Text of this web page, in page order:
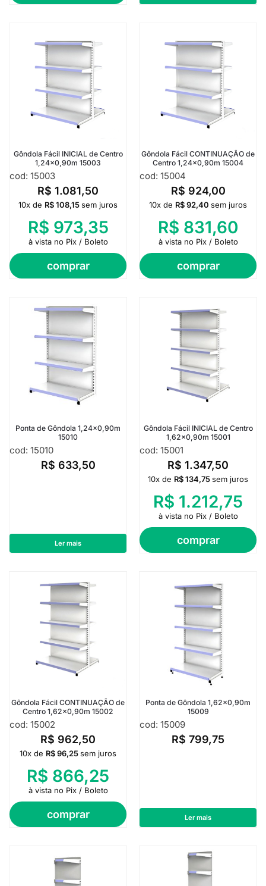
Gôndola Fácil INICIAL de Centro
1,24×0,90m 15003
cod: 15003
R$ 1.081,50
comprar
10x de R$108,15sem juros
R$ 973,35
à vista no Pix / Boleto
Gôndola Fácil CONTINUAÇÃO de
Centro 1,24×0,90m 15004
cod: 15004
R$ 924,00
comprar
10x de R$92,40 sem juros
R$ 831,60
à vista no Pix / Boleto
Ponta de Gôndola 1,24×0,90m
15010
cod: 15010
R$ 633,50
Ler mais
Gôndola Fácil INICIAL de Centro
1,62×0,90m 15001
cod: 15001
R$ 1.347,50
comprar
10x de R$134,75sem juros
R$ 1.212,75
à vista no Pix / Boleto
Gôndola Fácil CONTINUAÇÃO de
Centro 1,62×0,90m 15002
cod: 15002
R$ 962,50
comprar
10x de R$96,25sem juros
R$ 866,25
à vista no Pix / Boleto
Ponta de Gôndola 1,62×0,90m
15009
cod: 15009
R$ 799,75
Ler mais